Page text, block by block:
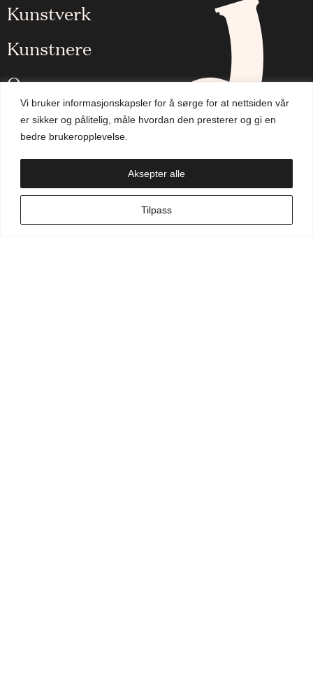
Vi bruker informasjonskapsler for å sørge for at nettsiden vår
er sikker og pålitelig, måle hvordan den presterer og gi en
bedre brukeropplevelse.
Tilpass
Aksepter alle
Kunstverk
Kunstnere
Om oss
Aktuelt
Handlekurv
NO